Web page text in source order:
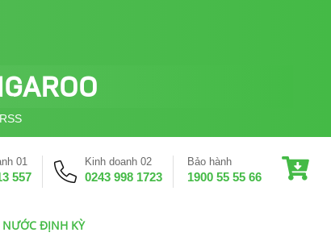
RSS
01
557
Kinh doanh 02
0243 998 1723
Bảo hành
1900 55 55 66
NƯỚC ĐỊNH KỲ